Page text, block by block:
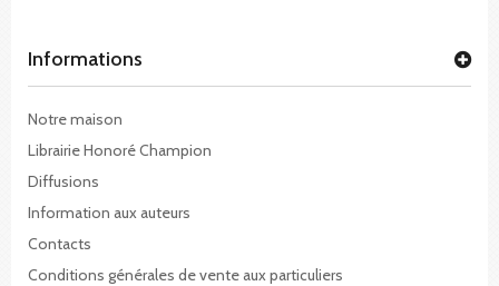
Informations
Notre maison
Librairie Honoré Champion
Diffusions
Information aux auteurs
Contacts
Conditions générales de vente aux particuliers